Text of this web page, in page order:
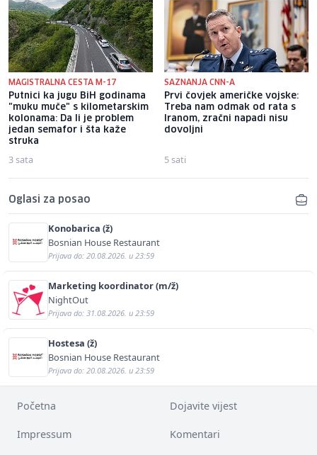
MAGISTRALNA CESTA M-17
Putnici ka jugu BiH godinama
"muku muče" s kilometarskim
kolonama: Da li je problem
jedan semafor i šta kaže
struka
3 sata
SAZNANJA CNN-A
Prvi čovjek američke vojske:
Treba nam odmak od rata s
Iranom, zračni napadi nisu
dovoljni
5 sati
Oglasi za posao
Konobarica (ž)
Bosnian House Restaurant
Prijava do: 20.08.2026. u 23:59
Marketing koordinator (m/ž)
NightOut
Prijava do: 31.08.2026. u 23:59
Hostesa (ž)
Bosnian House Restaurant
Prijava do: 20.08.2026. u 23:59
Početna Dojavite vijest
Impressum Komentari